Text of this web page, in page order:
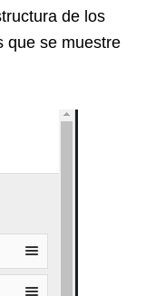
de los
que se muestre